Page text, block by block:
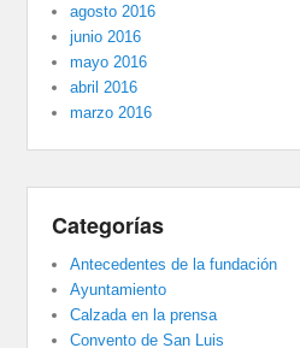
agosto 2016
junio 2016
mayo 2016
abril 2016
marzo 2016
Categorías
Antecedentes de la fundación
Ayuntamiento
Calzada en la prensa
Convento de San Luis